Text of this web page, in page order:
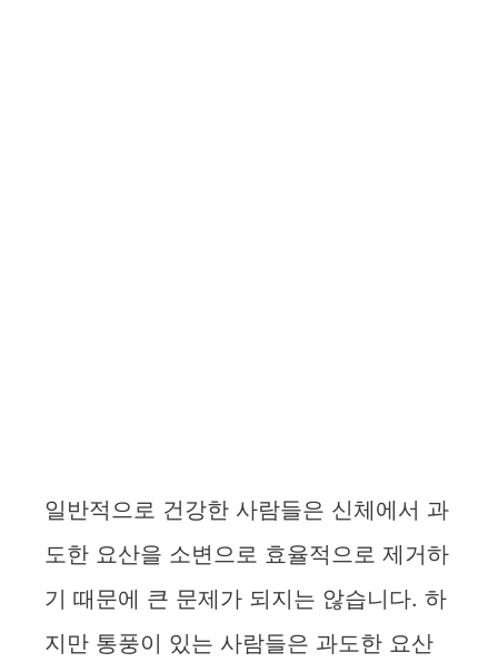
일반적으로 건강한 사람들은 신체에서 과
도한 요산을 소변으로 효율적으로 제거하
기 때문에 큰 문제가 되지는 않습니다. 하
지만 통풍이 있는 사람들은 과도한 요산